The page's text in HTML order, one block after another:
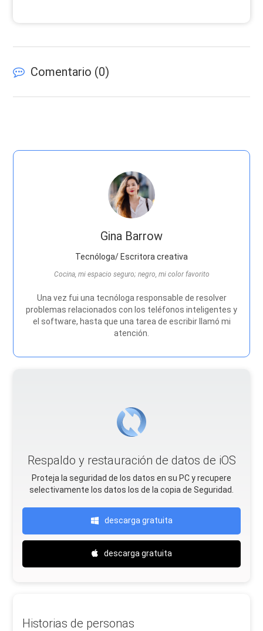
Comentario (0)
Gina Barrow
Tecnóloga/ Escritora creativa
Cocina, mi espacio seguro; negro, mi color favorito
Una vez fui una tecnóloga responsable de resolver
problemas relacionados con los teléfonos inteligentes y
el software, hasta que una tarea de escribir llamó mi
atención.
Respaldo y restauración de datos de iOS
Proteja la seguridad de los datos en su PC y recupere
selectivamente los datos Ios de la copia de Seguridad.
descarga gratuita
descarga gratuita
Historias de personas